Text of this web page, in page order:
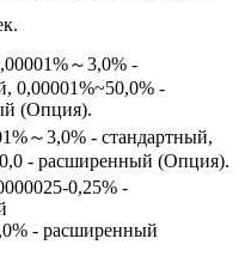
～3,0% -
0,00001%~50,0% -
(Опция).
～3,0% - стандартный,
- расширенный (Опция).
0,25% -
- расширенный